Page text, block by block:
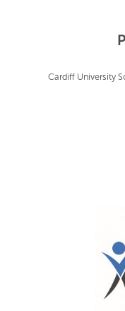
Cardiff University